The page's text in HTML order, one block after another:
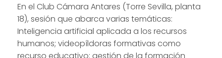
En el Club Cámara Antares (Torre Sevilla, planta
18), sesión que abarca varias temáticas:
Inteligencia artificial aplicada a los recursos
humanos; videopíldoras formativas como